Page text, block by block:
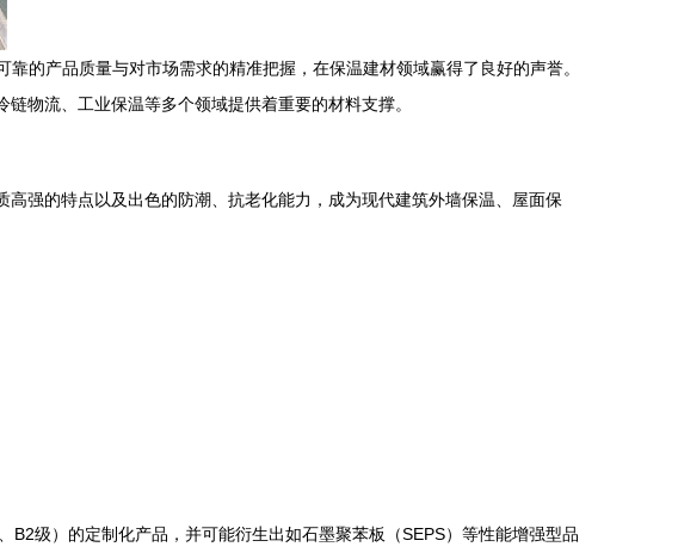
的产品质量与对市场需求的精准把握，在保温建材领域赢得了良好的声誉。
物流、工业保温等多个领域提供着重要的材料支撑。
强的特点以及出色的防潮、抗老化能力，成为现代建筑外墙保温、屋面保
级）的定制化产品，并可能衍生出如石墨聚苯板（SEPS）等性能增强型品